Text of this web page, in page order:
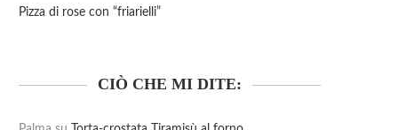
Pizza di rose con “friarielli”
CIÒ CHE MI DITE: